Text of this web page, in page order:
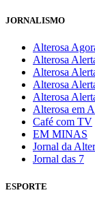
JORNALISMO
Alterosa
Alterosa
Alterosa
Alterosa
Alterosa
Alterosa em
Café com TV
EM MINAS
Jornal da
Jornal das 7
ESPORTE